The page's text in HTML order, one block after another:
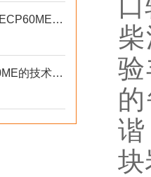
移动式抗洪6寸柴油机水泵ECP60ME产品介绍
防汛6寸柴油机水泵ECP60ME的技术参数
块